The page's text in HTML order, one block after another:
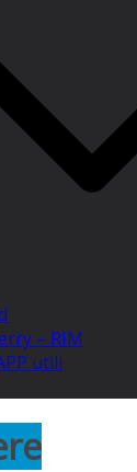
– RIM
utili